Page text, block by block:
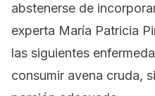
abstenerse de
experta María Patricia
las siguientes
consumir avena cruda,